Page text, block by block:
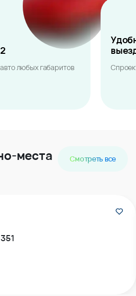
любых габаритов
места
Смотреть все